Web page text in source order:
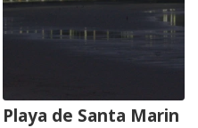
Playa de Santa Marin